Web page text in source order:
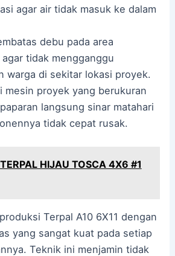
agar air tidak masuk ke dalam
debu pada area
tidak mengganggu
warga di sekitar lokasi proyek.
mesin proyek yang berukuran
langsung sinar matahari
tidak cepat rusak.
TERPAL HIJAU TOSCA 4X6 #1
Terpal A10 6X11 dengan
yang sangat kuat pada setiap
Teknik ini menjamin tidak